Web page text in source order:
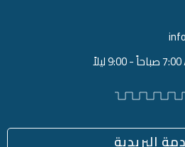
البريدية